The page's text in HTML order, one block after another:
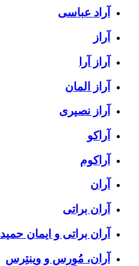
آراد عباسی
آراز
آراز آرا
آراز المان
آراز نصیری
آراکو
آراکوم
آران
آران براتی
آران براتی و ایمان
آران، مُوِرس و وینتِرس